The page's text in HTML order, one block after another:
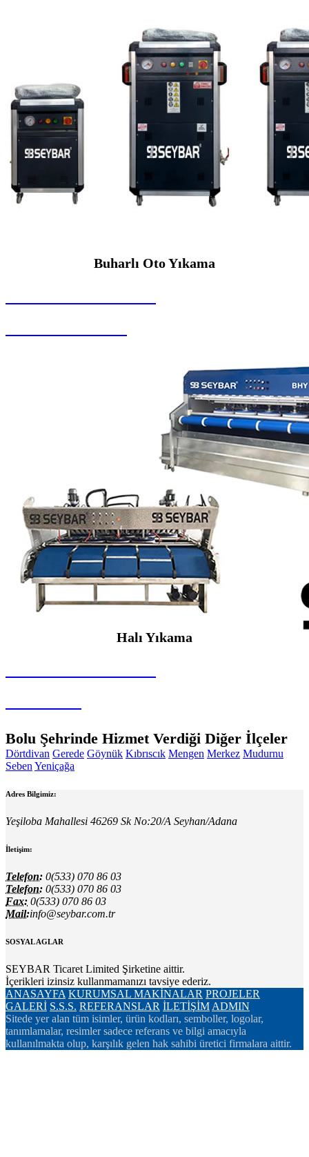
Buharlı Oto Yıkama
Halı Yıkama
Bolu Şehrinde Hizmet Verdiği Diğer İlçeler
Dörtdivan Gerede Göynük Kıbrıscık Mengen Merkez Mudurnu
Seben Yeniçağa
Adres Bilgimiz:
Yeşiloba Mahallesi 46269 Sk No:20/A Seyhan/Adana
İletişim:
Telefon: 0(533) 070 86 03
Telefon: 0(533) 070 86 03
Fax: 0(533) 070 86 03
Mail:info@seybar.com.tr
SOSYAL AGLAR
SEYBAR Ticaret Limited Şirketine aittir.
İçerikleri izinsiz kullanmamanızı tavsiye ederiz.
ANASAYFA KURUMSAL MAKİNALAR PROJELER
GALERİ S.S.S. REFERANSLAR İLETİŞİM ADMIN
Sitede yer alan tüm isimler, ürün kodları, semboller, logolar,
tanımlamalar, resimler sadece referans ve bilgi amacıyla
kullanılmakta olup, karşılık gelen hak sahibi üretici firmalara aittir.